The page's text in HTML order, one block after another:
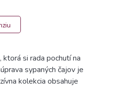
si rada pochutí na
sypaných čajov je
kolekcia obsahuje